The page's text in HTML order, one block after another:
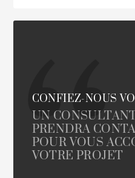
CONFIEZ-NOUS
UN
PRENDRA
POUR VOUS
VOTRE PROJET